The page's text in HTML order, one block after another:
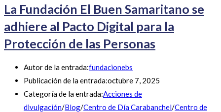
La Fundación El Buen Samaritano se
adhiere al Pacto Digital para la
Protección de las Personas
Autor de la entrada:fundacionebs
Publicación de la entrada:octubre 7, 2025
Categoría de la entrada:Acciones de
divulgación/Blog/Centro de Día Carabanchel/Centro de